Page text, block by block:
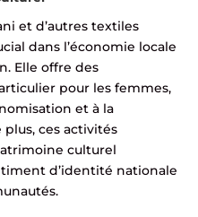
et d’autres textiles
dans l’économie locale
Elle offre des
pour les femmes,
et à la
ces activités
culturel
d’identité nationale